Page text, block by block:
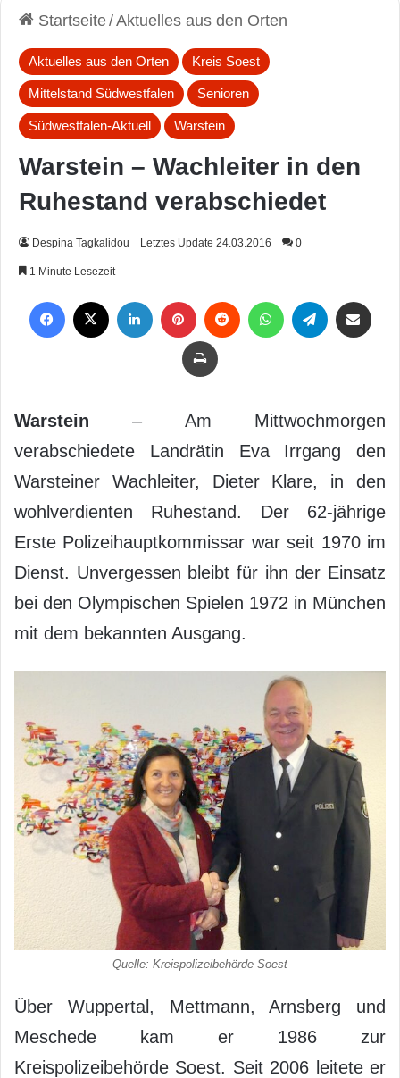
Startseite/Aktuelles aus den Orten
Aktuelles aus den Orten Kreis Soest
Mittelstand Südwestfalen Senioren
Südwestfalen-Aktuell Warstein
Warstein – Wachleiter in den
Ruhestand verabschiedet
Despina Tagkalidou Letztes Update 24.03.2016 0
1 Minute Lesezeit
Drucken
Warstein – Am Mittwochmorgen
verabschiedete Landrätin Eva Irrgang den
Warsteiner Wachleiter, Dieter Klare, in den
wohlverdienten Ruhestand. Der 62-jährige
Erste Polizeihauptkommissar war seit 1970 im
Dienst. Unvergessen bleibt für ihn der Einsatz
bei den Olympischen Spielen 1972 in München
mit dem bekannten Ausgang.
Quelle: Kreispolizeibehörde Soest
Über Wuppertal, Mettmann, Arnsberg und
Meschede kam er 1986 zur
Kreispolizeibehörde Soest. Seit 2006 leitete er